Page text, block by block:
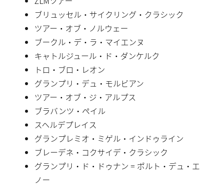
ブリュッセル・サイクリング・クラシック
ツアー・オブ・ノルウェー
ブークル・デ・ラ・マイエンヌ
キャトルジュール・ド・ダンケルク
トロ・ブロ・レオン
グランプリ・デュ・モルビアン
ツアー・オブ・ジ・アルプス
ブラバンツ・ペイル
スヘルデプレイス
グランプレミオ・ミゲル・インドゥライン
ブレーデネ・コクサイデ・クラシック
グランプリ・ド・ドゥナン = ポルト・デュ・エ
ノー